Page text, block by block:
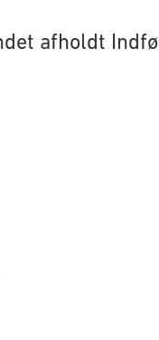
afholdt